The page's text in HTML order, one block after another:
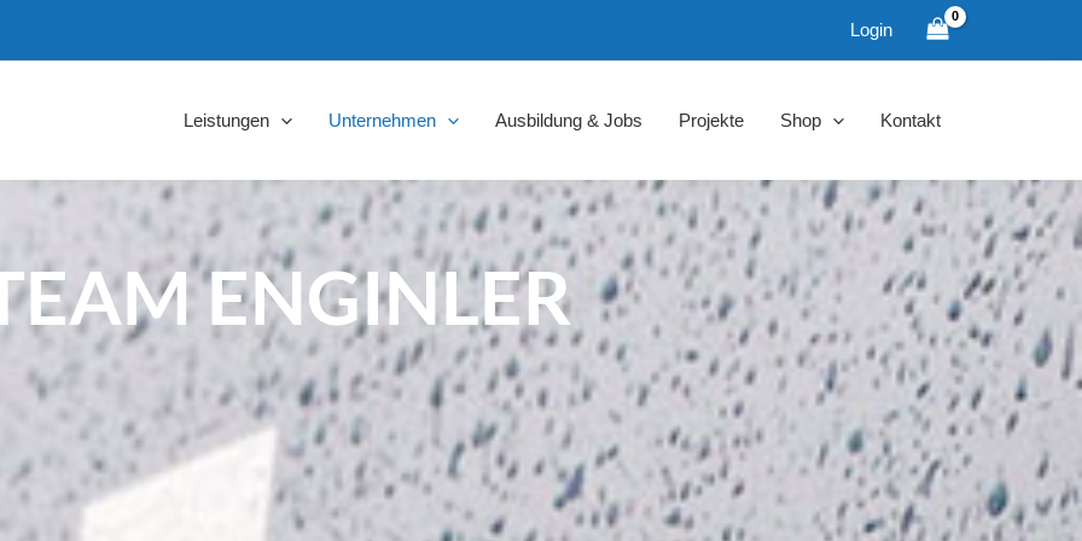
Login
Leistungen Unternehmen Ausbildung & Jobs Projekte Shop Kontakt
ENGINLER